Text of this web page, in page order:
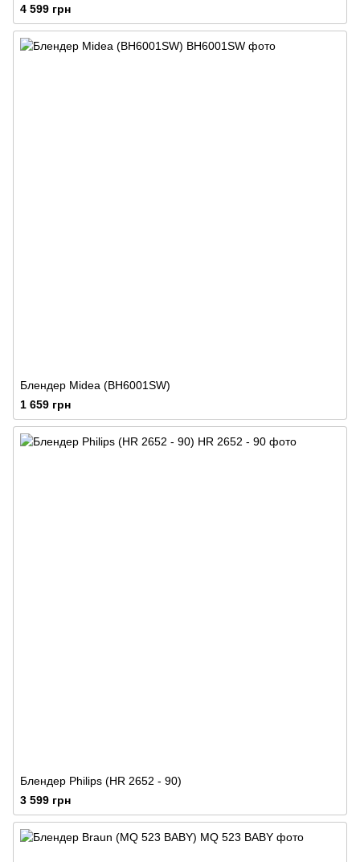
4 599 грн
Блендер Midea (BH6001SW)
1 659 грн
Блендер Philips (HR 2652 - 90)
3 599 грн